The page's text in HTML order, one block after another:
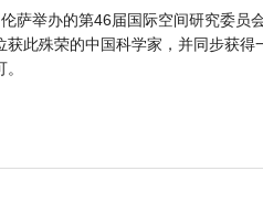
萨举办的第46届国际空间研究委员
获此殊荣的中国科学家，并同步获